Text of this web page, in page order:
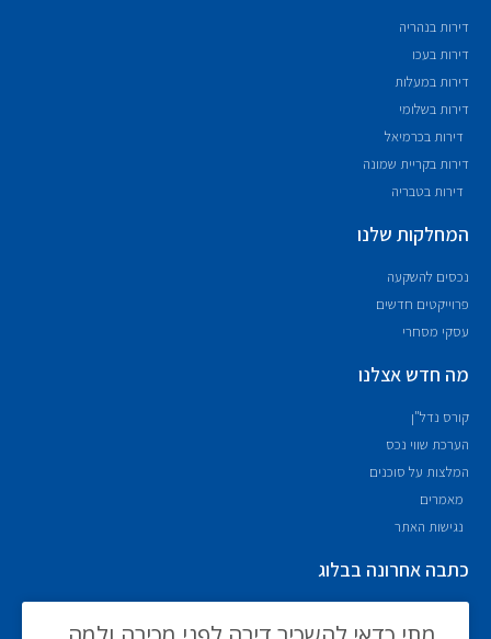
דירות בנהריה
דירות בעכו
דירות במעלות
דירות בשלומי
דירות בכרמיאל
דירות בקריית שמונה
דירות בטבריה
המחלקות שלנו
נכסים להשקעה
פרוייקטים חדשים
עסקי מסחרי
מה חדש אצלנו
קורס נדל"ן
הערכת שווי נכס
המלצות על סוכנים
מאמרים
נגישות האתר
כתבה אחרונה בבלוג